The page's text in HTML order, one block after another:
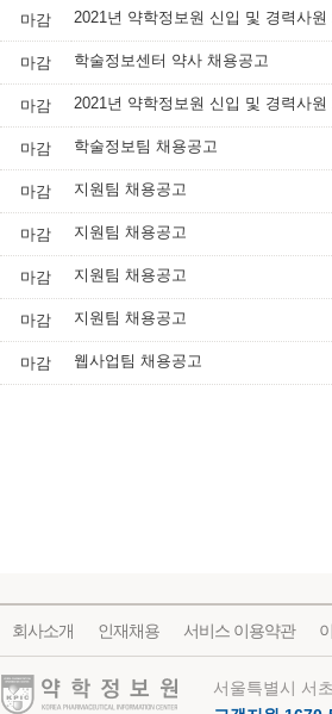
마감 2021년 약학정보원 신입 및 경력사원
마감 학술정보센터 약사 채용공고
마감 2021년 약학정보원 신입 및 경력사원
마감 학술정보팀 채용공고
마감 지원팀 채용공고
마감 지원팀 채용공고
마감 지원팀 채용공고
마감 지원팀 채용공고
마감 웹사업팀 채용공고
회사소개 인재채용 서비스 이용약관
약학정보원
서울특별시 서